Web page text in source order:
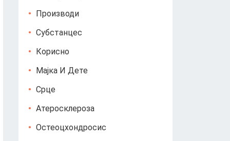
Производи
Субстанцес
Корисно
Мајка И Дете
Срце
Атеросклероза
Остеоцхондросис